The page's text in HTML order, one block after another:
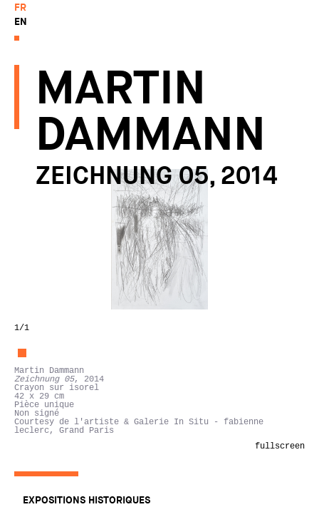
FR
EN
MARTIN
DAMMANN
ZEICHNUNG 05, 2014
1/1
Martin Dammann
Zeichnung 05, 2014
Crayon sur isorel
42 x 29 cm
Pièce unique
Non signé
Courtesy de l'artiste & Galerie In Situ - fabienne
leclerc, Grand Paris
fullscreen
EXPOSITIONS HISTORIQUES